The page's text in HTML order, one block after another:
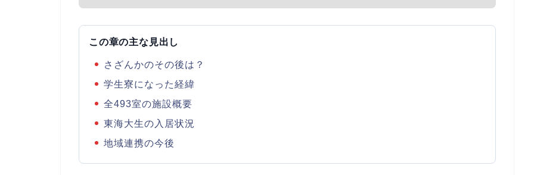
この章の主な見出し
さざんかのその後は？
学生寮になった経緯
全493室の施設概要
東海大生の入居状況
地域連携の今後